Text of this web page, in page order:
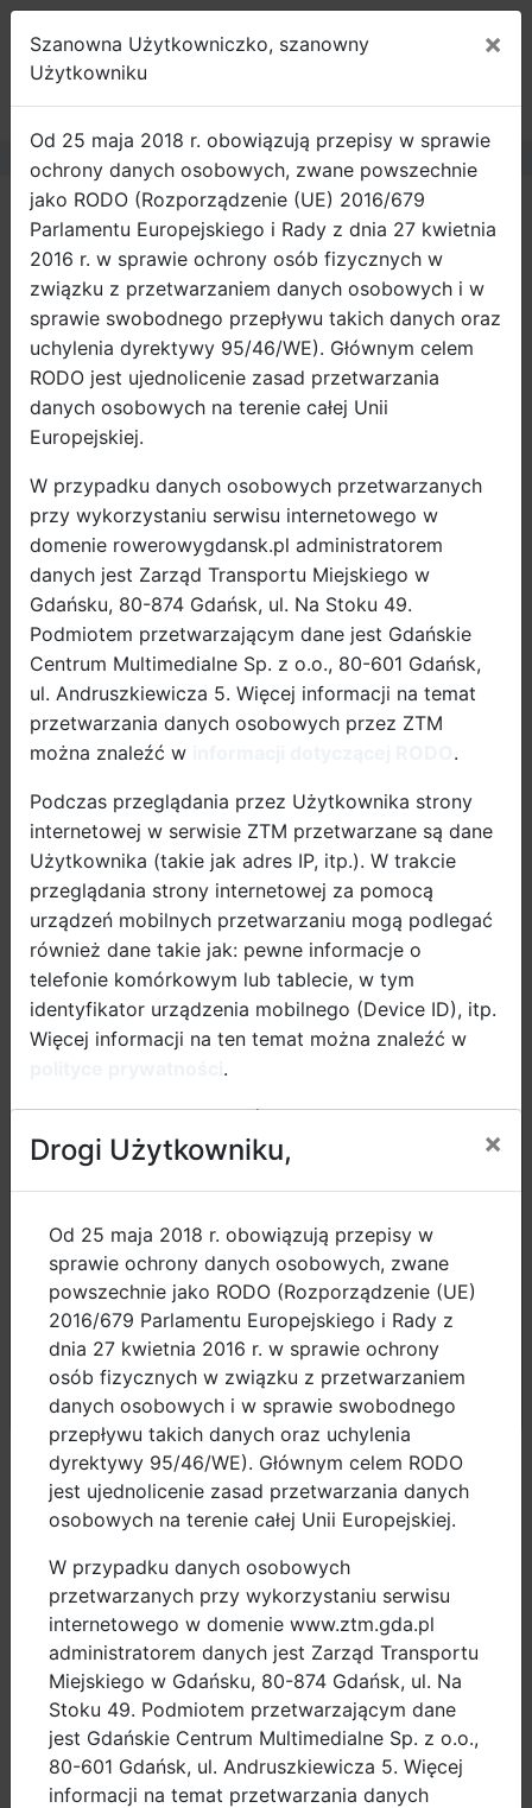
GDAŃSK
Strona główna Wiadomości
Urzędnicy z Olszyna z wizytą
studyjną w Gdańsku
Miasto Olsztyn skorzysta z doświadczeń Gdańska
w zakresie uspokajania ruchu i wprowadzania
nowoczesnych rozwiązań na rzecz komunikacji
rowerowej. Aż 21 osób uczestniczyło 7 września
Miasto Olsztyn skorzysta z doświadczeń Gdańska w
zakresie uspokajania ruchu i wprowadzania
nowoczesnych rozwiązań na rzecz komunikacji
rowerowej. Aż 21 osób przyjechało 7 września na
wizytę studyjną.
Z dobrymi gdańskimi praktykami zapoznali się między
innymi Zastępca Prezydenta Olsztyna, Komendant
Straży Miejskiej, przedstawiciele Komendy Miejskiej
Rozwoju Miasta i Budownictwa, Wydziału Inwestycji
Miejskich, Wojewódzkiego Ośrodka Ruchu
Drogowego, Miejskiego Przedsiębiorstwa
Komunikacyjnego, przedstawiciel środowiska
kierowców TAXI, miejski Inspektor Bezpieczeństwa
Ruchu Drogowego oraz Oficer rowerowy.
Trasa przejazdu rowerowego liczyła 27 km.
Gdańsku uspokajany jest ruch, oraz jakie rozwiązania
stosuje się w zakresie infrastruktury rowerowej.
Interesowała ich także infrastruktura drogowa w
obszarze Śródmieścia Gdańska, integracja ruchu
rowerowego oraz innowacyjne rozwiązania służące
komfortowemu przemieszczaniu się po mieście
pieszych, rowerzystów i pasażerów komunikacji
publicznej.
Po spotkaniu w siedzibie Centrum Zarządzania
Ruchem odbył się przejazd na rowerach służbowych
Urzędu Miejskiego w Gdańsku. Dzięki niemu
uczestnicy zobaczyli omawiane wcześniej rozwiązania
zastosowane w przestrzeni miejskiej.
Szanowna Użytkowniczko, szanowny
Użytkowniku
×
Od 25 maja 2018 r. obowiązują przepisy w sprawie
ochrony danych osobowych, zwane powszechnie
jako RODO (Rozporządzenie (UE) 2016/679
Parlamentu Europejskiego i Rady z dnia 27 kwietnia
2016 r. w sprawie ochrony osób fizycznych w
związku z przetwarzaniem danych osobowych i w
sprawie swobodnego przepływu takich danych oraz
uchylenia dyrektywy 95/46/WE). Głównym celem
RODO jest ujednolicenie zasad przetwarzania
danych osobowych na terenie całej Unii
Europejskiej.
W przypadku danych osobowych przetwarzanych
przy wykorzystaniu serwisu internetowego w
domenie rowerowygdansk.pl administratorem
danych jest Zarząd Transportu Miejskiego w
Gdańsku, 80-874 Gdańsk, ul. Na Stoku 49.
Podmiotem przetwarzającym dane jest Gdańskie
Centrum Multimedialne Sp. z o.o., 80-601 Gdańsk,
ul. Andruszkiewicza 5. Więcej informacji na temat
przetwarzania danych osobowych przez ZTM
można znaleźć w
.
Podczas przeglądania przez Użytkownika strony
internetowej w serwisie ZTM przetwarzane są dane
Użytkownika (takie jak adres IP, itp.). W trakcie
przeglądania strony internetowej za pomocą
urządzeń mobilnych przetwarzaniu mogą podlegać
również dane takie jak: pewne informacje o
telefonie komórkowym lub tablecie, w tym
identyfikator urządzenia mobilnego (Device ID), itp.
Więcej informacji na ten temat można znaleźć w
.
Klikając przycisk „Przejdź do strony” lub zamykając
okno przez kliknięcie w znaczek X, akceptujesz
przeglądarki internetowej wykorzystywanej przez
Użytkownika.
Przejdź do strony
Drogi Użytkowniku, ×
Od 25 maja 2018 r. obowiązują przepisy w
sprawie ochrony danych osobowych, zwane
powszechnie jako RODO (Rozporządzenie (UE)
2016/679 Parlamentu Europejskiego i Rady z
dnia 27 kwietnia 2016 r. w sprawie ochrony
osób fizycznych w związku z przetwarzaniem
danych osobowych i w sprawie swobodnego
przepływu takich danych oraz uchylenia
dyrektywy 95/46/WE). Głównym celem RODO
jest ujednolicenie zasad przetwarzania danych
osobowych na terenie całej Unii Europejskiej.
W przypadku danych osobowych
przetwarzanych przy wykorzystaniu serwisu
internetowego w domenie www.ztm.gda.pl
administratorem danych jest Zarząd Transportu
Miejskiego w Gdańsku, 80-874 Gdańsk, ul. Na
Stoku 49. Podmiotem przetwarzającym dane
jest Gdańskie Centrum Multimedialne Sp. z o.o.,
80-601 Gdańsk, ul. Andruszkiewicza 5. Więcej
informacji na temat przetwarzania danych